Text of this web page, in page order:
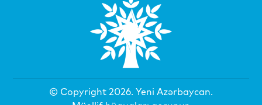
© Copyright 2026. Yeni Azərbaycan.